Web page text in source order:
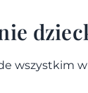
wszystkim